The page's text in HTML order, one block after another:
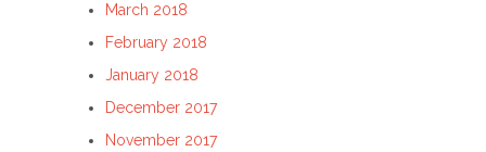
March 2018
February 2018
January 2018
December 2017
November 2017